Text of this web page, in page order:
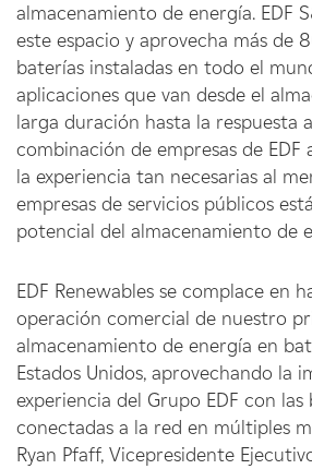
almacenamiento de energía. EDF
este espacio y aprovecha más de
baterías instaladas en todo el
aplicaciones que van desde el
larga duración hasta la respuesta
combinación de empresas de
la experiencia tan necesarias al
empresas de servicios públicos
potencial del almacenamiento de
EDF Renewables se complace en
operación comercial de nuestro
almacenamiento de energía en
Estados Unidos, aprovechando la
experiencia del Grupo EDF con las
conectadas a la red en múltiples
Ryan Pfaff, Vicepresidente